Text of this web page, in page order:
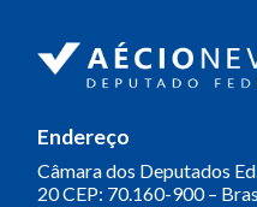
Endereço
Câmara dos Deputados
20CEP: 70.160-900 –